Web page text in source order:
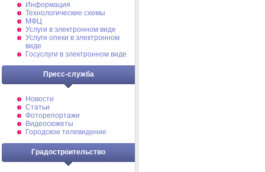
Информация
Технологические схемы
МФЦ
Услуги в электронном виде
Услуги опеки в электронном
виде
Госуслуги в электронном виде
Пресс-служба
Новости
Статьи
Фоторепортажи
Видеосюжеты
Городское телевидение
Градостроительство